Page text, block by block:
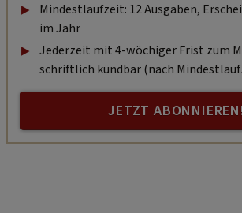
Mindestlaufzeit: 12 Ausgaben,
im Jahr
Jederzeit mit 4-wöchiger Frist zum
schriftlich kündbar (nach
JETZT ABONNIEREN!